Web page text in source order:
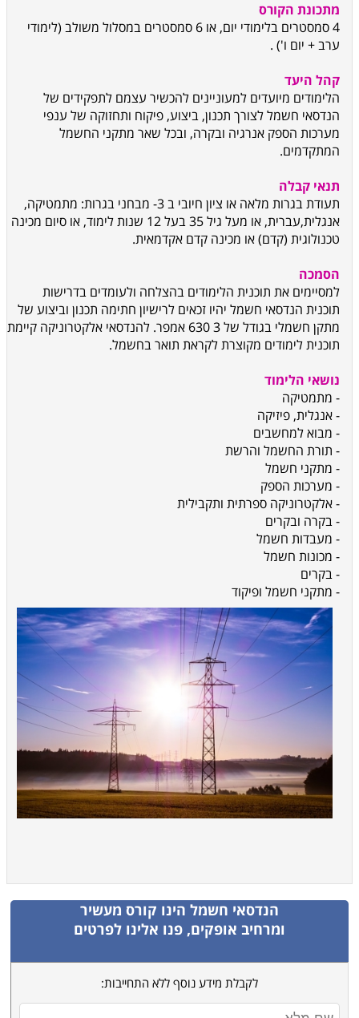
מתכונת הקורס
4 סמסטרים בלימודי יום, או 6 סמסטרים במסלול משולב (לימודי
ערב + יום ו') .
קהל היעד
הלימודים מיועדים למעוניינים להכשיר עצמם לתפקידים של
הנדסאי חשמל לצורך תכנון, ביצוע, פיקוח ותחזוקה של ענפי
מערכות הספק אנרגיה ובקרה, ובכל שאר מתקני החשמל
המתקדמים.
תנאי קבלה
תעודת בגרות מלאה או ציון חיובי ב 3- מבחני בגרות: מתמטיקה,
אנגלית,עברית, או מעל גיל 35 בעל 12 שנות לימוד, או סיום מכינה
טכנולוגית (קדם) או מכינה קדם אקדמאית.
הסמכה
למסיימים את תוכנית הלימודים בהצלחה ולעומדים בדרישות
תוכנית הנדסאי חשמל יהיו זכאים לרישיון חתימה תכנון וביצוע של
מתקן חשמלי בגודל של 3 630 אמפר. להנדסאי אלקטרוניקה קיימת
תוכנית לימודים מקוצרת לקראת תואר בחשמל.
נושאי הלימוד
- מתמטיקה
- אנגלית, פיזיקה
- מבוא למחשבים
- תורת החשמל והרשת
- מתקני חשמל
- מערכות הספק
- אלקטרוניקה ספרתית ותקבילית
- בקרה ובקרים
- מעבדות חשמל
- מכונות חשמל
- בקרים
- מתקני חשמל ופיקוד
הנדסאי חשמל הינו קורס מעשיר
ומרחיב אופקים, פנו אלינו לפרטים
לקבלת מידע נוסף ללא התחייבות: